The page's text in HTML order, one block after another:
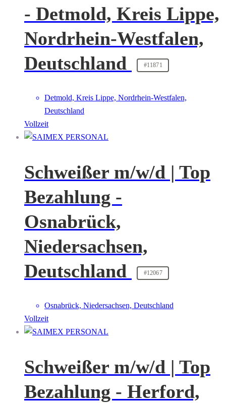
- Detmold, Kreis Lippe,
Nordrhein-Westfalen,
Deutschland
#11871
Detmold, Kreis Lippe, Nordrhein-Westfalen,
Deutschland
Vollzeit
Schweißer m/w/d | Top
Bezahlung -
Osnabrück,
Niedersachsen,
Deutschland
#12067
Osnabrück, Niedersachsen, Deutschland
Vollzeit
Schweißer m/w/d | Top
Bezahlung - Herford,